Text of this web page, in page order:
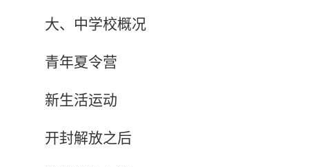
大、中学校概况
青年夏令营
新生活运动
开封解放之后